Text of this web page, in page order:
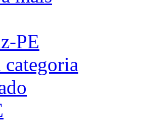
PE
categoria